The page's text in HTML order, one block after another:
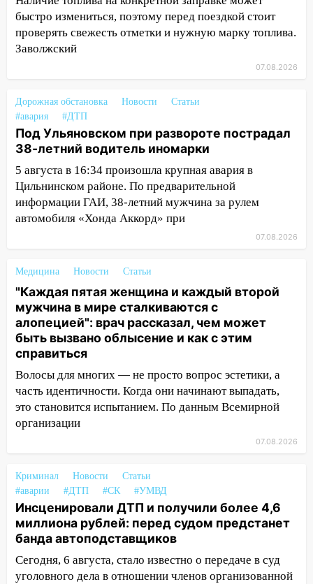
15:08 В Кузоватово после прокурорской
проверки обновили разметку на
запретили остановку автомобилей на
50-метровом участке
14:22 В Новом городе 8 августа пройдет
большой фестиваль «Наше время» с
мотофристайлом и концертом
«Мураками»
14:04 Жару смоет ливнями: прогноз
погоды в Ульяновской области на
13:30
В Ульяновске транспортные
полицейские проведут акцию «Час
пассажира»
13:20 В Ульяновске за один день
обокрали женщину на пляже и
подростка в сквере
13:01 В Димитровграде мужчина
выбросил из машины страйкбольную
гранату: его задержали
и шквал до 27 м/с
12:31
Ульяновец хотел купить иномарку
из Европы и потерял 760 тысяч рублей
12:20 В Чердаклинском районе
столкнулись «Лада» и Chevrolet:
пострадал 14-летний подросток
быстро измениться, поэтому перед поездкой стоит
проверять свежесть отметки и нужную марку топлива.
Заволжский
07.08.2026
Дорожная обстановка Новости
Статьи
#авария
#ДТП
Под Ульяновском при развороте пострадал
38-летний водитель иномарки
5 августа в 16:34 произошла крупная авария в
Цильнинском районе. По предварительной
информации ГАИ, 38-летний мужчина за рулем
автомобиля «Хонда Аккорд» при
07.08.2026
Медицина Новости Статьи
"Каждая пятая женщина и каждый второй
мужчина в мире сталкиваются с
алопецией": врач рассказал, чем может
быть вызвано облысение и как с этим
справиться
Волосы для многих — не просто вопрос эстетики, а
часть идентичности. Когда они начинают выпадать,
это становится испытанием. По данным Всемирной
организации
07.08.2026
Криминал Новости
Статьи
#аварии
#ДТП #СК #УМВД
Инсценировали ДТП и получили более 4,6
миллиона рублей: перед судом предстанет
банда автоподставщиков
Сегодня, 6 августа, стало известно о передаче в суд
уголовного дела в отношении членов организованной